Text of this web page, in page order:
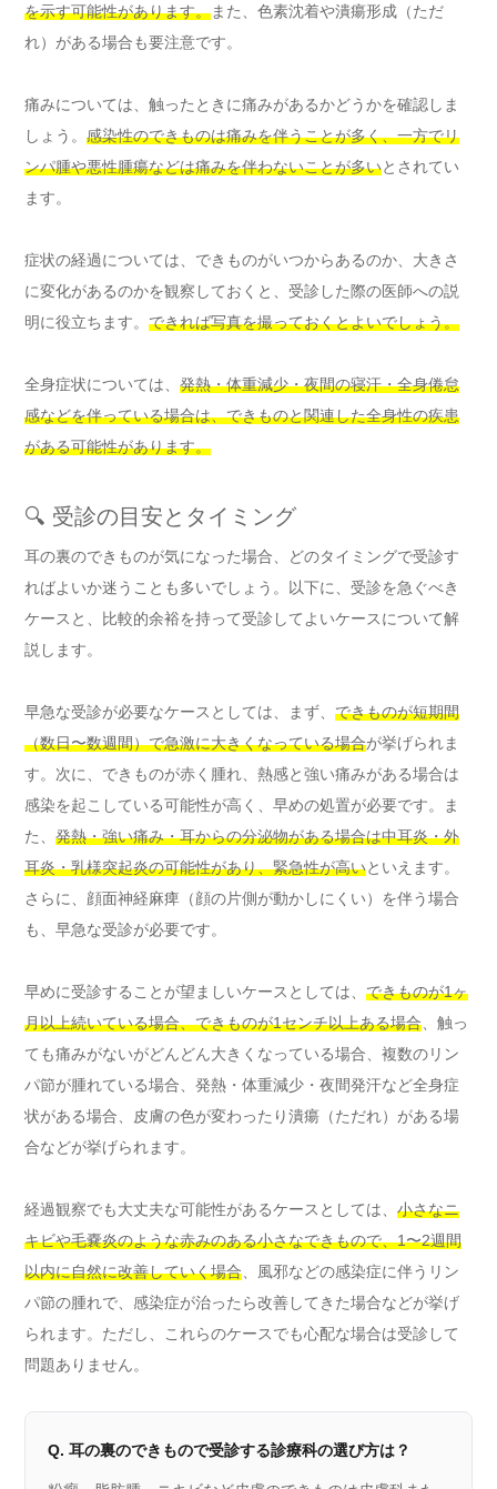
を示す可能性があります。また、色素沈着や潰瘍形成（ただ
れ）がある場合も要注意です。
痛みについては、触ったときに痛みがあるかどうかを確認しま
しょう。 感染性のできものは痛みを伴うことが多く、一方でリ
ンパ腫や悪性腫瘍などは痛みを伴わないことが多いとされてい
ます。
症状の経過については、できものがいつからあるのか、大きさ
に変化があるのかを観察しておくと、受診した際の医師への説
明に役立ちます。 できれば写真を撮っておくとよいでしょう。
全身症状については、 発熱・体重減少・夜間の寝汗・全身倦怠
感などを伴っている場合は、できものと関連した全身性の疾患
がある可能性があります。
🔍 受診の目安とタイミング
耳の裏のできものが気になった場合、どのタイミングで受診す
ればよいか迷うことも多いでしょう。以下に、受診を急ぐべき
ケースと、比較的余裕を持って受診してよいケースについて解
説します。
早急な受診が必要なケースとしては、まず、 できものが短期間
（数日〜数週間）で急激に大きくなっている場合が挙げられま
す。次に、できものが赤く腫れ、熱感と強い痛みがある場合は
感染を起こしている可能性が高く、早めの処置が必要です。ま
た、 発熱・強い痛み・耳からの分泌物がある場合は中耳炎・外
耳炎・乳様突起炎の可能性があり、緊急性が高いといえます。
さらに、顔面神経麻痺（顔の片側が動かしにくい）を伴う場合
も、早急な受診が必要です。
早めに受診することが望ましいケースとしては、 できものが1ヶ
月以上続いている場合、できものが1センチ以上ある場合 、触っ
ても痛みがないがどんどん大きくなっている場合、複数のリン
パ節が腫れている場合、発熱・体重減少・夜間発汗など全身症
状がある場合、皮膚の色が変わったり潰瘍（ただれ）がある場
合などが挙げられます。
経過観察でも大丈夫な可能性があるケースとしては、 小さなニ
キビや毛嚢炎のような赤みのある小さなできもので、1〜2週間
以内に自然に改善していく場合 、風邪などの感染症に伴うリン
パ節の腫れで、感染症が治ったら改善してきた場合などが挙げ
られます。ただし、これらのケースでも心配な場合は受診して
問題ありません。
Q. 耳の裏のできもので受診する診療科の選び方は？